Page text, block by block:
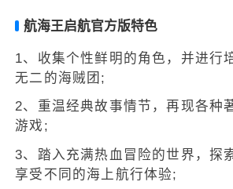
航海王启航官方版特色
1、收集个性鲜明的角色，并进行
无二的海贼团;
2、重温经典故事情节，再现各种
游戏;
3、踏入充满热血冒险的世界，探
享受不同的海上航行体验;